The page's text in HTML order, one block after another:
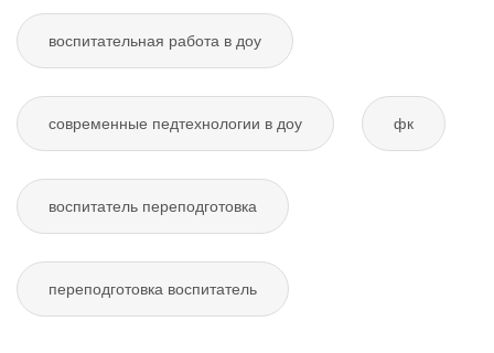
воспитательная работа в доу
современные педтехнологии в доу фк
воспитатель переподготовка
переподготовка воспитатель